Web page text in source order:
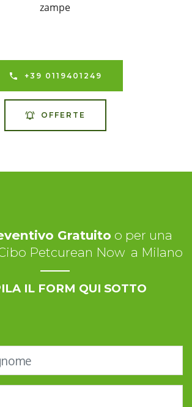
zampe
+39 0119401249
OFFERTE
Gratuito o per una
Petcurean Now a Milano
IL FORM QUI SOTTO